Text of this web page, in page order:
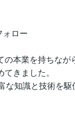
ロー
本業を持ちなが
きました。
な知識と技術を